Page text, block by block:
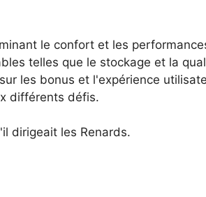
le confort et les
telles que le stockage et la
les bonus et l'expérience
différents défis.
dirigeait les Renards.